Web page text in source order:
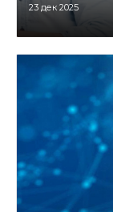
23 дек 2025